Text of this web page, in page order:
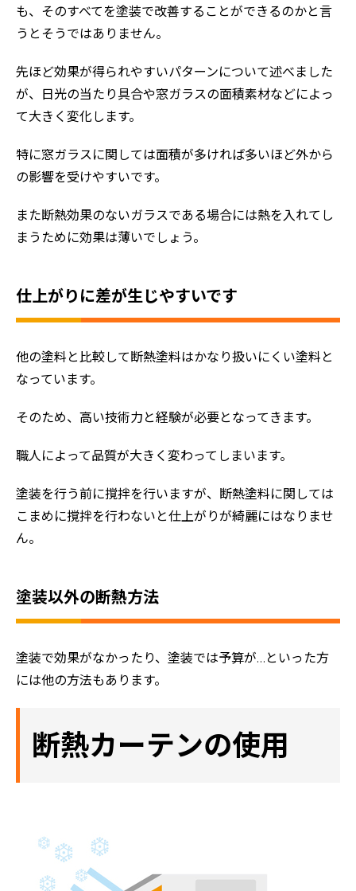
も、そのすべてを塗装で改善することができるのかと言
うとそうではありません。
先ほど効果が得られやすいパターンについて述べました
が、日光の当たり具合や窓ガラスの面積素材などによっ
て大きく変化します。
特に窓ガラスに関しては面積が多ければ多いほど外から
の影響を受けやすいです。
また断熱効果のないガラスである場合には熱を入れてし
まうために効果は薄いでしょう。
仕上がりに差が生じやすいです
他の塗料と比較して断熱塗料はかなり扱いにくい塗料と
なっています。
そのため、高い技術力と経験が必要となってきます。
職人によって品質が大きく変わってしまいます。
塗装を行う前に撹拌を行いますが、断熱塗料に関しては
こまめに撹拌を行わないと仕上がりが綺麗にはなりませ
ん。
塗装以外の断熱方法
塗装で効果がなかったり、塗装では予算が…といった方
には他の方法もあります。
断熱カーテンの使用